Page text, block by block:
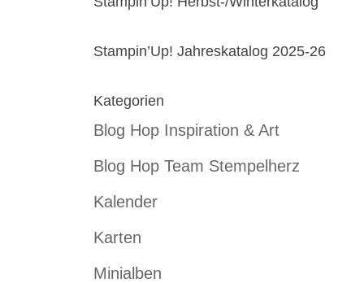
Stampin’Up! Jahreskatalog 2025-26
Kategorien
Blog Hop Inspiration & Art
Blog Hop Team Stempelherz
Kalender
Karten
Minialben